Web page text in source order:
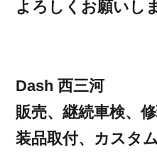
よろしくお願いし
Dash 西三河
販売、継続車検、
装品取付、カスタ